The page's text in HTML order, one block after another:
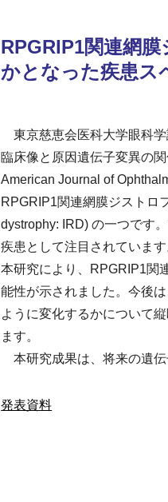
RPGRIP1関連網
かとなった疾患
東京慈恵会医科大学眼科学
臨床像と原因遺伝子変異の
American Journal of
RPGRIP1関連網膜ジストロ
dystrophy: IRD) の一つです
疾患として注目されています
本研究により、RPGRIP1関
能性が示されました。今後
ように変化するかについて
ます。
本研究成果は、将来の遺伝
発表資料